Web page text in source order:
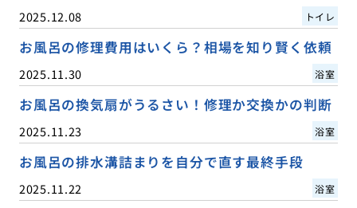
2025.12.08 トイレ
お風呂の修理費用はいくら？相場を知り賢く依頼
2025.11.30 浴室
お風呂の換気扇がうるさい！修理か交換かの判断
2025.11.23 浴室
お風呂の排水溝詰まりを自分で直す最終手段
2025.11.22 浴室